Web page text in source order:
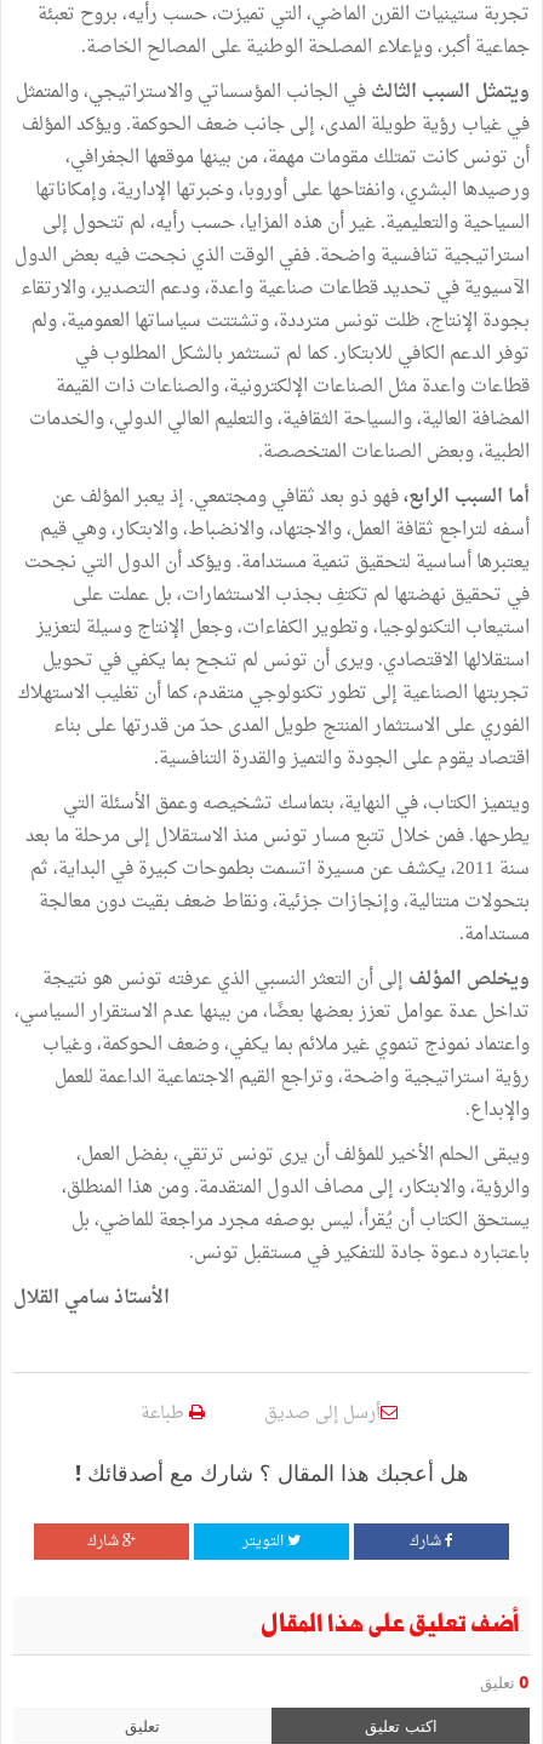
تجربة ستينيات القرن الماضي، التي تميزت، حسب رأيه، بروح تعبئة
جماعية أكبر، وبإعلاء المصلحة الوطنية على المصالح الخاصة.
ويتمثل السبب الثالثفي الجانب المؤسساتي والاستراتيجي، والمتمثل
في غياب رؤية طويلة المدى، إلى جانب ضعف الحوكمة. ويؤكد المؤلف
أن تونس كانت تمتلك مقومات مهمة، من بينها موقعها الجغرافي،
ورصيدها البشري، وانفتاحها على أوروبا، وخبرتها الإدارية، وإمكاناتها
السياحية والتعليمية. غير أن هذه المزايا، حسب رأيه، لم تتحول إلى
استراتيجية تنافسية واضحة. ففي الوقت الذي نجحت فيه بعض الدول
الآسيوية في تحديد قطاعات صناعية واعدة، ودعم التصدير، والارتقاء
بجودة الإنتاج، ظلت تونس مترددة، وتشتتت سياساتها العمومية، ولم
توفر الدعم الكافي للابتكار. كما لم تستثمر بالشكل المطلوب في
قطاعات واعدة مثل الصناعات الإلكترونية، والصناعات ذات القيمة
المضافة العالية، والسياحة الثقافية، والتعليم العالي الدولي، والخدمات
الطبية، وبعض الصناعات المتخصصة.
أما السبب الرابع،فهو ذو بعد ثقافي ومجتمعي. إذ يعبر المؤلف عن
أسفه لتراجع ثقافة العمل، والاجتهاد، والانضباط، والابتكار، وهي قيم
يعتبرها أساسية لتحقيق تنمية مستدامة. ويؤكد أن الدول التي نجحت
في تحقيق نهضتها لم تكتفِ بجذب الاستثمارات، بل عملت على
استيعاب التكنولوجيا، وتطوير الكفاءات، وجعل الإنتاج وسيلة لتعزيز
استقلالها الاقتصادي. ويرى أن تونس لم تنجح بما يكفي في تحويل
تجربتها الصناعية إلى تطور تكنولوجي متقدم، كما أن تغليب الاستهلاك
الفوري على الاستثمار المنتج طويل المدى حدّ من قدرتها على بناء
اقتصاد يقوم على الجودة والتميز والقدرة التنافسية.
ويتميز الكتاب، في النهاية، بتماسك تشخيصه وعمق الأسئلة التي
يطرحها. فمن خلال تتبع مسار تونس منذ الاستقلال إلى مرحلة ما بعد
سنة 2011، يكشف عن مسيرة اتسمت بطموحات كبيرة في البداية، ثم
بتحولات متتالية، وإنجازات جزئية، ونقاط ضعف بقيت دون معالجة
مستدامة.
ويخلص المؤلف إلى أن التعثر النسبي الذي عرفته تونس هو نتيجة
تداخل عدة عوامل تعزز بعضها بعضًا، من بينها عدم الاستقرار السياسي،
واعتماد نموذج تنموي غير ملائم بما يكفي، وضعف الحوكمة، وغياب
رؤية استراتيجية واضحة، وتراجع القيم الاجتماعية الداعمة للعمل
والإبداع.
ويبقى الحلم الأخير للمؤلف أن يرى تونس ترتقي، بفضل العمل،
والرؤية، والابتكار، إلى مصاف الدول المتقدمة. ومن هذا المنطلق،
يستحق الكتاب أن يُقرأ، ليس بوصفه مجرد مراجعة للماضي، بل
باعتباره دعوة جادة للتفكير في مستقبل تونس.
الأستاذ سامي القلال
أرسل إلى صديق طباعة
هل أعجبك هذا المقال ؟ شارك مع أصدقائك !
شارك التويتر شارك
أضف تعليق على هذا المقال
0 تعليق
اكتب تعليق تعليق